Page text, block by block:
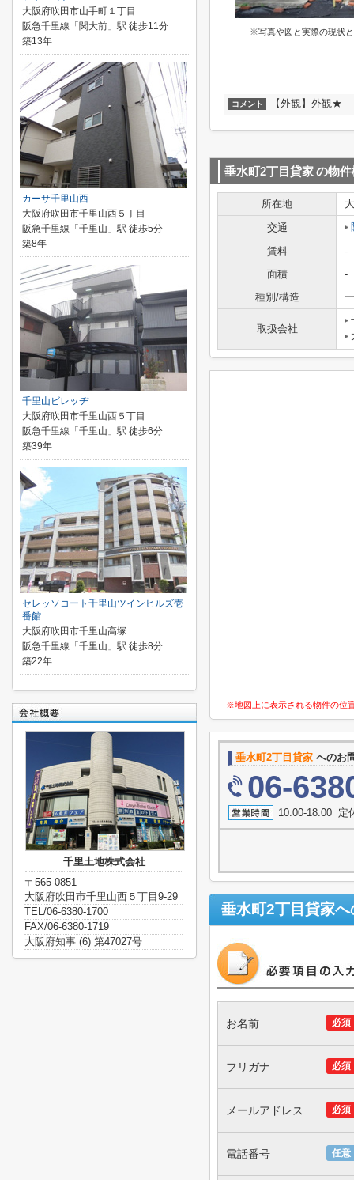
※写真や図と実際の現状
コメント 【外観】外観★
垂水町2丁目貸家の物件
所在地
交通
賃料
-
面積
-
種別/構造
取扱会社
※地図上に表示される物件の位
垂水町2丁目貸家 へのお
06-
10:00-18:00 定
垂水町2丁目貸家へ
必須
お名前
必須
フリガナ
必須
メールアドレス
任意
電話番号
大阪府吹田市山手町１丁目
阪急千里線「関大前」駅 徒歩11分
築13年
カーサ千里山西
大阪府吹田市千里山西５丁目
阪急千里線「千里山」駅 徒歩5分
築8年
千里山ビレッヂ
大阪府吹田市千里山西５丁目
阪急千里線「千里山」駅 徒歩6分
築39年
セレッソコート千里山ツインヒルズ壱
番館
大阪府吹田市千里山高塚
阪急千里線「千里山」駅 徒歩8分
築22年
千里土地株式会社
〒565-0851
大阪府吹田市千里山西５丁目9-29
TEL/06-6380-1700
FAX/06-6380-1719
大阪府知事 (6) 第47027号